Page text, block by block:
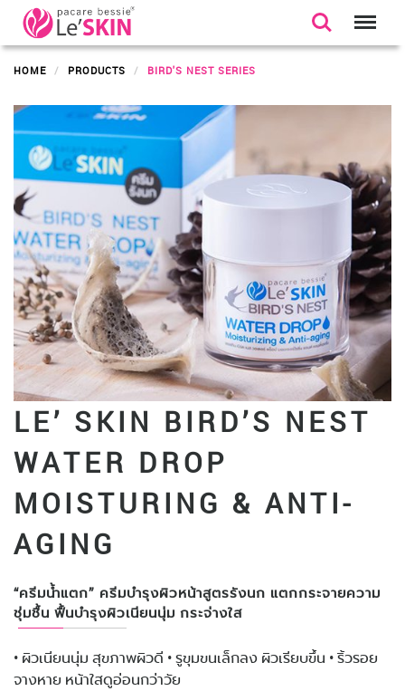
HOME PRODUCTS BIRD'S NEST SERIES
LE’ SKIN BIRD’S NEST
WATER DROP
MOISTURING & ANTI-
AGING
“ครีมน้ำแตก” ครีมบำรุงผิวหน้าสูตรรังนก แตกกระจายความ
ชุ่มชื้น ฟื้นบำรุงผิวเนียนนุ่ม กระจ่างใส
• ผิวเนียนนุ่ม สุขภาพผิวดี • รูขุมขนเล็กลง ผิวเรียบขึ้น • ริ้วรอย
จางหาย หน้าใสดูอ่อนกว่าวัย